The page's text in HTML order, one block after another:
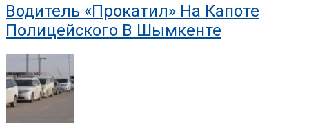
Водитель «прокатил» На Капоте
Полицейского В Шымкенте